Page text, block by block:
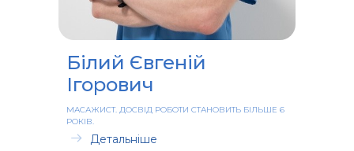
Білий Євгеній
Ігорович
МАСАЖИСТ. ДОСВІД РОБОТИ СТАНОВИТЬ БІЛЬШЕ 6
РОКІВ.
Детальніше